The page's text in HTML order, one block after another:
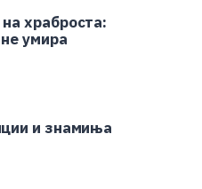
храброста:
умира
и знамиња